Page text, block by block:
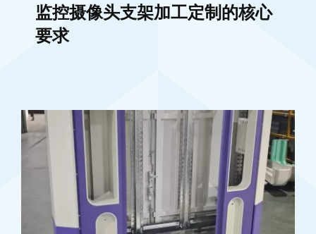
监控摄像头支架加工定制的核心
要求